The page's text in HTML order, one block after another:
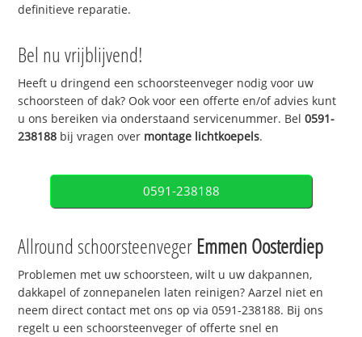
definitieve reparatie.
Bel nu vrijblijvend!
Heeft u dringend een schoorsteenveger nodig voor uw
schoorsteen of dak? Ook voor een offerte en/of advies kunt
u ons bereiken via onderstaand servicenummer. Bel0591-
238188 bij vragen over montage lichtkoepels.
0591-238188
Allround schoorsteenveger Emmen Oosterdiep
Problemen met uw schoorsteen, wilt u uw dakpannen,
dakkapel of zonnepanelen laten reinigen? Aarzel niet en
neem direct contact met ons op via 0591-238188. Bij ons
regelt u een schoorsteenveger of offerte snel en